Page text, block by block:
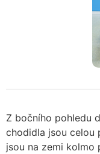
Z bočního pohledu
chodidla jsou celou
jsou na zemi kolmo